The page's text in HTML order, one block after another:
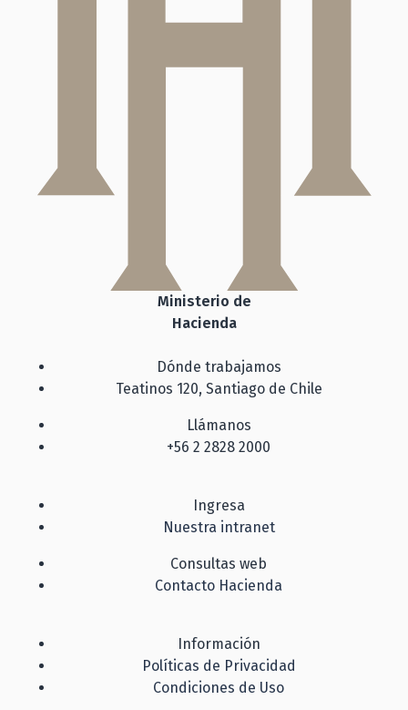
Ministerio de
Hacienda
Dónde trabajamos
Teatinos 120, Santiago de Chile
Llámanos
+56 2 2828 2000
Ingresa
Nuestra intranet
Consultas web
Contacto Hacienda
Información
Políticas de Privacidad
Condiciones de Uso